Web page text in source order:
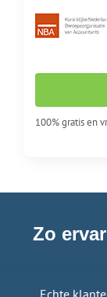
100% gratis en
Zo